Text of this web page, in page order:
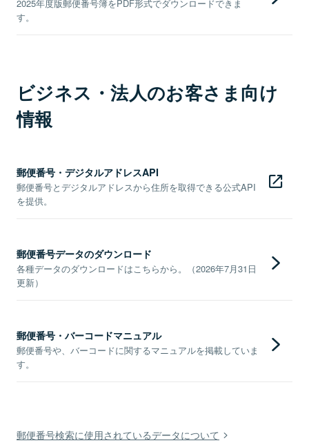
2025年度版郵便番号簿をPDF形式でダウンロードできま
す。
ビジネス・法人のお客さま向け
情報
郵便番号・デジタルアドレスAPI
郵便番号とデジタルアドレスから住所を取得できる公式API
を提供。
郵便番号データのダウンロード
各種データのダウンロードはこちらから。（2026年7月31日
更新）
郵便番号・バーコードマニュアル
郵便番号や、バーコードに関するマニュアルを掲載していま
す。
郵便番号検索に使用されているデータについて